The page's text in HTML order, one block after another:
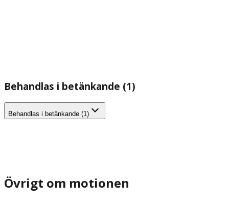
Behandlas i betänkande (1)
Behandlas i betänkande (1)
Övrigt om motionen